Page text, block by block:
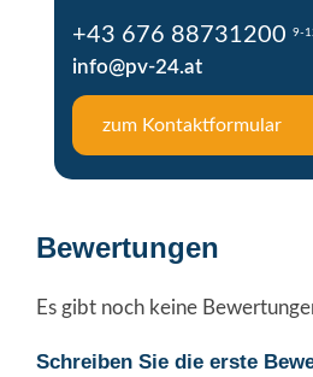
+43 676 88731200 9-
info@pv-24.at
zum Kontaktformular
Bewertungen
Es gibt noch keine
Schreiben Sie die erste